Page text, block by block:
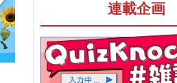
連載企画